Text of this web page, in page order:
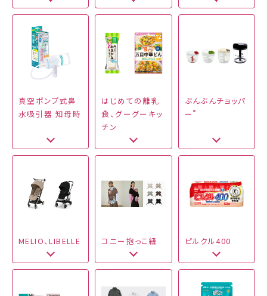
真空ポンプ式鼻
水吸引器 知母時
はじめての離乳
食、グーグーキッ
チン
ぶんぶんチョッパ
ー®
MELIO、LIBELLE コニー抱っこ紐 ピルクル400